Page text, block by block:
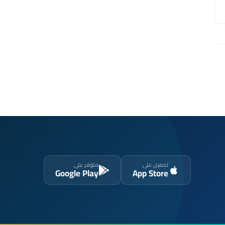
تحميل على
App Store
متوفر على
Google Play